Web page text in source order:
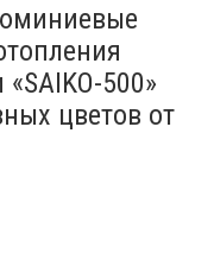
«SAIKO-500»
цветов от